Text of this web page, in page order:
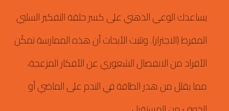
يساعدك الوعي الذهني على كسر حلقة التفكير السلبي
المفرط (الاجترار).وتثبت الأبحاث أن هذه الممارسة تمكّن
الأفراد من الانفصال الشعوري عن الأفكار المزعجة،
مما يقلل من هدر الطاقة في الندم على الماضي أو